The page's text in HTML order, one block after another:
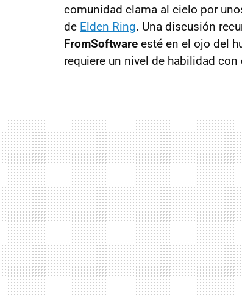
comunidad clama al cielo por
de Elden Ring. Una discusión
FromSoftware esté en el ojo del
requiere un nivel de habilidad